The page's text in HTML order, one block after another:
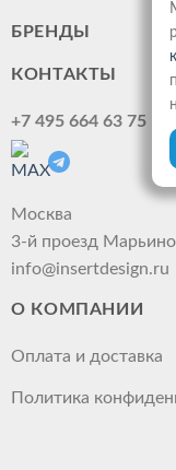
БРЕНДЫ
КОНТАКТЫ
+7 495 664 63 75
Москва
3-й проезд
info@insertdesign.ru
О КОМПАНИИ
Оплата и доставка
Политика